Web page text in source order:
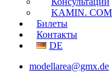
KAMIN.
Билеты
Контакты
DE
modellarea@gmx.de